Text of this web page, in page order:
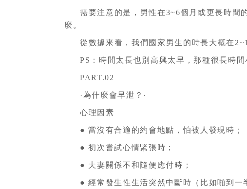
需要注意的是，男性在3~6個月或更長時間
麼。
從數據來看，我們國家男生的時長大概在
PS：時間太長也別高興太早，那種很長時
PART.02
·為什麼會早泄？·
心理因素
● 當沒有合適的約會地點，怕被人發現時；
● 初次嘗試心情緊張時；
● 夫妻關係不和隨便應付時；
● 經常發生性生活突然中斷時（比如啪到一